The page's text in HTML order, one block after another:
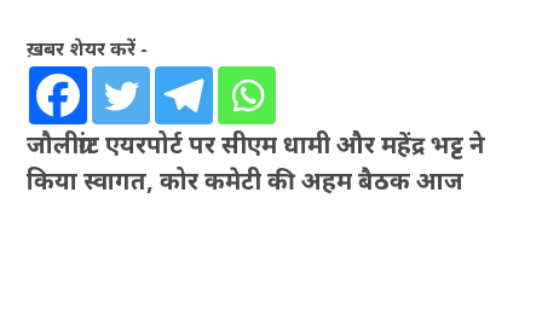
ख़बर शेयर करें -
जौलीग्रांट एयरपोर्ट पर सीएम धामी और महेंद्र भट्ट ने
किया स्वागत, कोर कमेटी की अहम बैठक आज